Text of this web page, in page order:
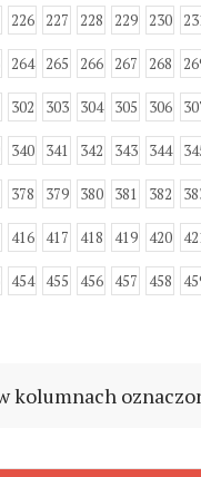
226 227 228 229 230
264 265 266 267 268
302 303 304 305 306
340 341 342 343 344
378 379 380 381 382
416 417 418 419 420
454 455 456 457 458
kolumnach